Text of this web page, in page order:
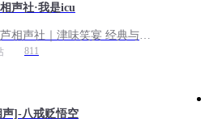
声社·我是icu
相声社｜津味笑宴 经典与新
811
]-八戒贬悟空